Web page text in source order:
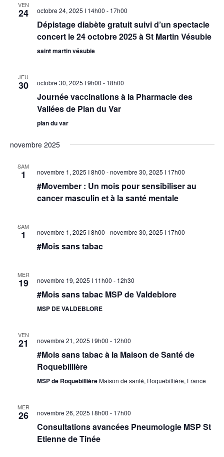
VEN
24 octobre 24, 2025 I 14h00 - 17h00
Dépistage diabète gratuit suivi d’un spectacle
concert le 24 octobre 2025 à St Martin Vésubie
saint martin vésubie
JEU
30 octobre 30, 2025 I 9h00 - 18h00
Journée vaccinations à la Pharmacie des
Vallées de Plan du Var
plan du var
novembre 2025
SAM
1 novembre 1, 2025 I 8h00 -novembre 30, 2025 I 17h00
#Movember : Un mois pour sensibiliser au
cancer masculin et à la santé mentale
SAM
1 novembre 1, 2025 I 8h00 -novembre 30, 2025 I 17h00
#Mois sans tabac
MER
19 novembre 19, 2025 I 11h00 - 12h30
#Mois sans tabac MSP de Valdeblore
MSP DE VALDEBLORE
VEN
21 novembre 21, 2025 I 9h00 - 12h00
#Mois sans tabac à la Maison de Santé de
Roquebillière
MSP de RoquebillièreMaison de santé, Roquebillière, France
MER
26 novembre 26, 2025 I 8h00 - 17h00
Consultations avancées Pneumologie MSP St
Etienne de Tinée